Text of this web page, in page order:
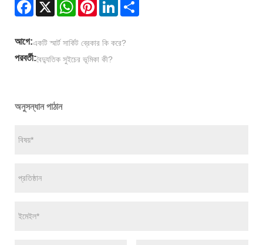
Facebook
X WhatsAppPinterestLinkedIn
আগে:একটি স্মার্ট সার্কিট ব্রেকার কি করে?
পরবর্তী:বৈদ্যুতিক সুইচের ভূমিকা কী?
অনুসন্ধান পাঠান